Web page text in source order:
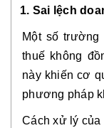
1. Sai lệch
Một số
thuế không
này khiến cơ
phương pháp
Cách xử lý của